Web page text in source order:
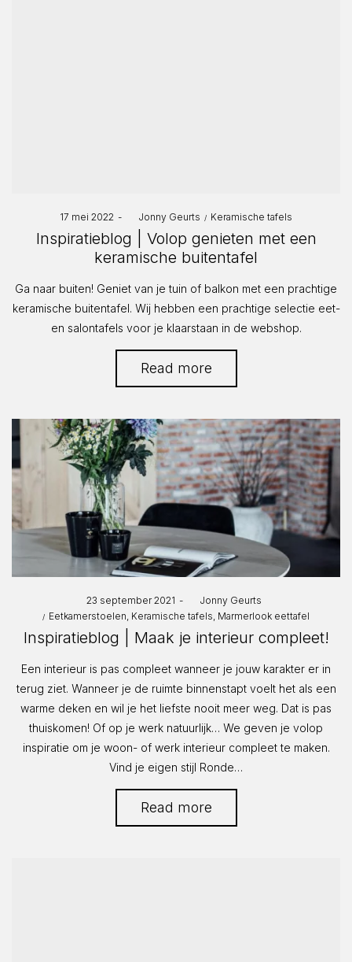
Posted
on
17 mei 2022 Jonny Geurts
Posted
Keramische tafels
Inspiratieblog | Volop genieten met een
keramische buitentafel
Ga naar buiten! Geniet van je tuin of balkon met een prachtige
keramische buitentafel. Wij hebben een prachtige selectie eet-
en salontafels voor je klaarstaan in de webshop.
Read more
Posted
on
23 september 2021
Jonny Geurts
Posted
in
Eetkamerstoelen Keramische tafels Marmerlook eettafel
Inspiratieblog | Maak je interieur compleet!
Een interieur is pas compleet wanneer je jouw karakter er in
terug ziet. Wanneer je de ruimte binnenstapt voelt het als een
warme deken en wil je het liefste nooit meer weg. Dat is pas
thuiskomen! Of op je werk natuurlijk… We geven je volop
inspiratie om je woon- of werk interieur compleet te maken.
Vind je eigen stijl Ronde…
Read more